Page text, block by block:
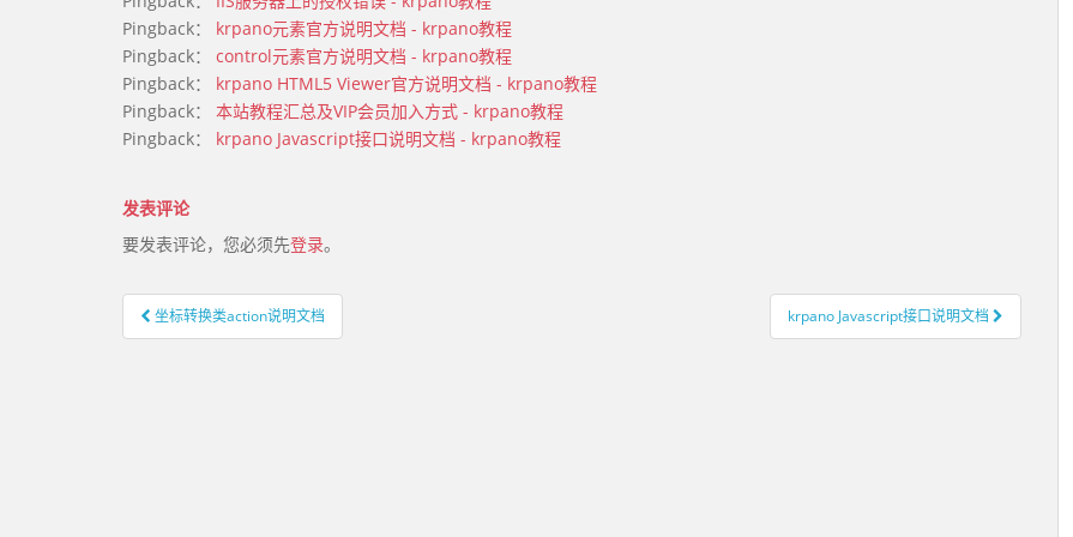
Pingback： krpano元素官方说明文档 - krpano教程
Pingback： control元素官方说明文档 - krpano教程
Pingback： krpano HTML5 Viewer官方说明文档 - krpano教程
Pingback： 本站教程汇总及VIP会员加入方式 - krpano教程
Pingback： krpano Javascript接口说明文档 - krpano教程
发表评论
要发表评论，您必须先登录。
文章导航
坐标转换类action说明文档 krpano Javascript接口说明文档